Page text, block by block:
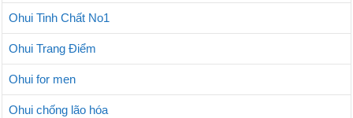
Ohui Tinh Chất No1
Ohui Trang Điểm
Ohui for men
Ohui chống lão hóa